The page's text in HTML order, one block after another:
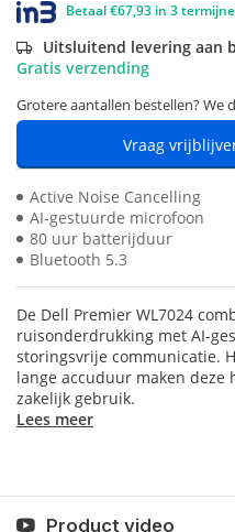
Betaal €67,93 in 3
Uitsluitend levering aan
Gratis verzending
Grotere aantallen bestellen? We
Vraag
Active Noise Cancelling
AI-gestuurde microfoon
80 uur batterijduur
Bluetooth 5.3
De Dell Premier WL7024
ruisonderdrukking met AI-
storingsvrije communicatie.
lange accuduur maken
zakelijk gebruik.
Lees meer
Product video